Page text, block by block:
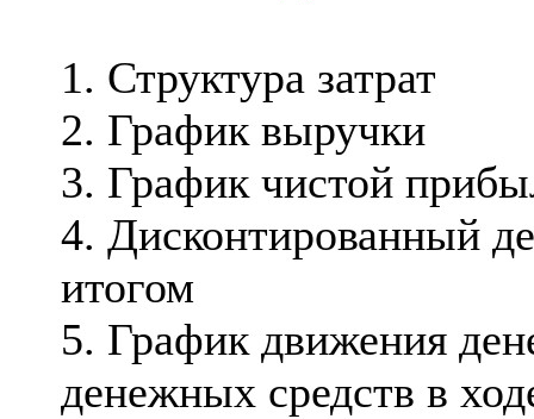
1. Структура затрат
2. График выручки
3. График чистой
4. Дисконтированный
итогом
5. График движения
денежных средств в